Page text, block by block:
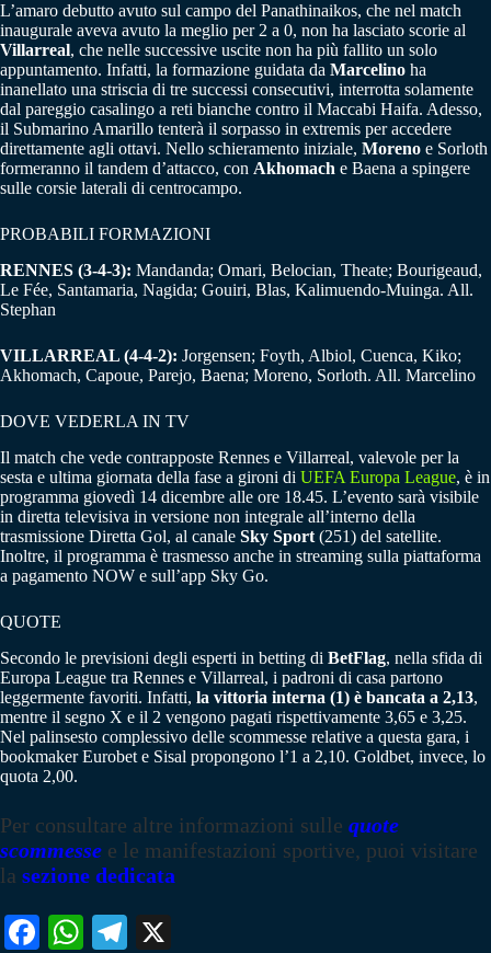
L’amaro debutto avuto sul campo del Panathinaikos, che nel match
inaugurale aveva avuto la meglio per 2 a 0, non ha lasciato scorie al
Villarreal, che nelle successive uscite non ha più fallito un solo
appuntamento. Infatti, la formazione guidata da Marcelino ha
inanellato una striscia di tre successi consecutivi, interrotta solamente
dal pareggio casalingo a reti bianche contro il Maccabi Haifa. Adesso,
il Submarino Amarillo tenterà il sorpasso in extremis per accedere
direttamente agli ottavi. Nello schieramento iniziale, Moreno e Sorloth
formeranno il tandem d’attacco, con Akhomach e Baena a spingere
sulle corsie laterali di centrocampo.
PROBABILI FORMAZIONI
RENNES (3-4-3): Mandanda; Omari, Belocian, Theate; Bourigeaud,
Le Fée, Santamaria, Nagida; Gouiri, Blas, Kalimuendo-Muinga. All.
Stephan
VILLARREAL (4-4-2): Jorgensen; Foyth, Albiol, Cuenca, Kiko;
Akhomach, Capoue, Parejo, Baena; Moreno, Sorloth. All. Marcelino
DOVE VEDERLA IN TV
Il match che vede contrapposte Rennes e Villarreal, valevole per la
sesta e ultima giornata della fase a gironi di UEFA Europa League, è in
programma giovedì 14 dicembre alle ore 18.45. L’evento sarà visibile
in diretta televisiva in versione non integrale all’interno della
trasmissione Diretta Gol, al canale Sky Sport (251) del satellite.
Inoltre, il programma è trasmesso anche in streaming sulla piattaforma
a pagamento NOW e sull’app Sky Go.
QUOTE
Secondo le previsioni degli esperti in betting di BetFlag, nella sfida di
Europa League tra Rennes e Villarreal, i padroni di casa partono
leggermente favoriti. Infatti, la vittoria interna (1) è bancata a 2,13,
mentre il segno X e il 2 vengono pagati rispettivamente 3,65 e 3,25.
Nel palinsesto complessivo delle scommesse relative a questa gara, i
bookmaker Eurobet e Sisal propongono l’1 a 2,10. Goldbet, invece, lo
quota 2,00.
Per consultare altre informazioni sulle quote
scommesse e le manifestazioni sportive, puoi visitare
la sezione dedicata
Fa W
Te